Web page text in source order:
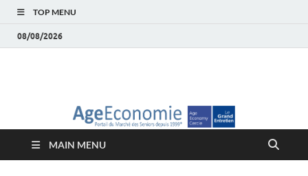
TOP MENU
08/08/2026
économie – Marché
des Seniors
MAIN MENU